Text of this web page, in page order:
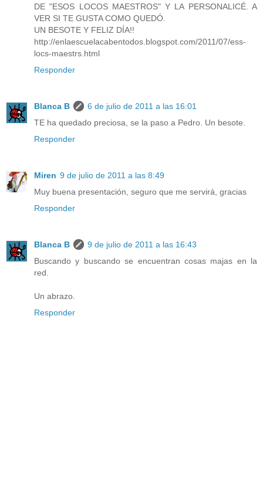
DE "ESOS LOCOS MAESTROS" Y LA PERSONALICÉ. A
VER SI TE GUSTA COMO QUEDÓ.
UN BESOTE Y FELIZ DÍA!!
http://enlaescuelacabentodos.blogspot.com/2011/07/ess-
locs-maestrs.html
Responder
Blanca B
6 de julio de 2011 a las 16:01
TE ha quedado preciosa, se la paso a Pedro. Un besote.
Responder
Miren 9 de julio de 2011 a las 8:49
Muy buena presentación, seguro que me servirá, gracias
Responder
Blanca B
9 de julio de 2011 a las 16:43
Buscando y buscando se encuentran cosas majas en la
red.
Un abrazo.
Responder